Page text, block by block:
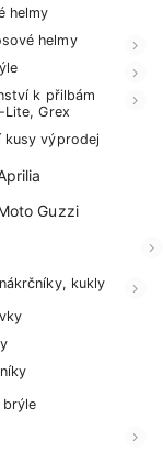
helmy
helmy
k přilbám
Lite, Grex
kusy výprodej
Guzzi
kukly
brýle